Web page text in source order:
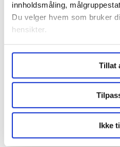
innholdsmåling,
Du velger hvem som bruker
hensikter.
Undermer infokan du lese
data behandles og hvordan
brukes. Du kan hele tiden
samtykke fra erklæringen om
LO Medias publikasjoner
og fontene.no bruker
lære hvordan våre nettsider
Tillat
Ikke
Regionleder
Fellesforbundet
Moelv